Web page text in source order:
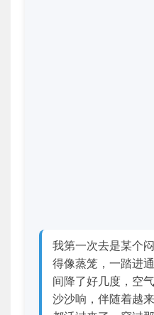
我第一次去是某个
得像蒸笼，一踏进
间降了好几度，空
沙沙响，伴随着越